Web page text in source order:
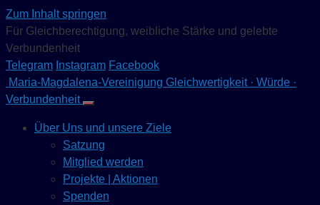
Zum Inhalt springen
Für Gleichberechtigung, weibliche Stärke und gelebte
Verbundenheit
Telegram Instagram Facebook
Maria-Magdalena-Vereinigung Gleichwertigkeit · Würde ·
Verbundenheit
Über Uns und unsere Ziele
Satzung
Mitglied werden
Projekte | Aktionen
Spenden